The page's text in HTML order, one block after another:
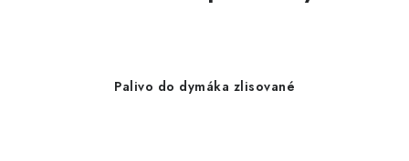
Palivo do dymáka zlisované